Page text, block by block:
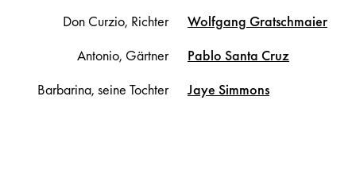
Don Curzio, Richter
Wolfgang Gratschmaier
Antonio, Gärtner
Pablo Santa Cruz
Barbarina, seine Tochter
Jaye Simmons